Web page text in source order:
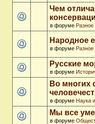
Чем
в форуме Разное
Народное
в форуме Разное
Русские
в форуме
Во многих
в форуме Наука
Мы все
в форуме